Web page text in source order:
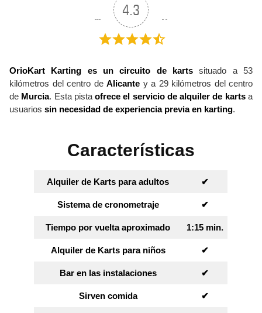
4.3
OrioKart Karting es un circuito de karts situado a 53
kilómetros del centro de Alicante y a 29 kilómetros del centro
de Murcia. Esta pistaofrece el servicio de alquiler de kartsa
usuarios sin necesidad de experiencia previa en karting.
Características
Alquiler de Karts para adultos ✔︎
Sistema de cronometraje ✔︎
Tiempo por vuelta aproximado 1:15 min.
Alquiler de Karts para niños ✔︎
Bar en las instalaciones ✔︎
Sirven comida ✔︎